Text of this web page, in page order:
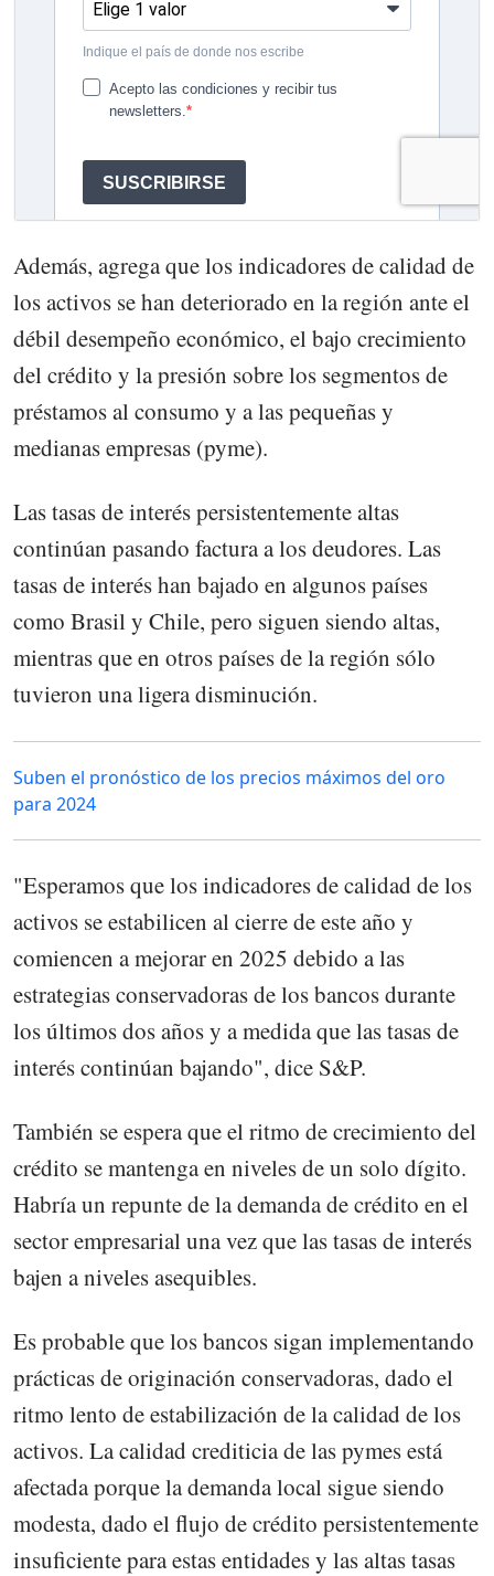
Además, agrega que los indicadores de calidad de
los activos se han deteriorado en la región ante el
débil desempeño económico, el bajo crecimiento
del crédito y la presión sobre los segmentos de
préstamos al consumo y a las pequeñas y
medianas empresas (pyme).
Las tasas de interés persistentemente altas
continúan pasando factura a los deudores. Las
tasas de interés han bajado en algunos países
como Brasil y Chile, pero siguen siendo altas,
mientras que en otros países de la región sólo
tuvieron una ligera disminución.
Suben el pronóstico de los precios máximos del oro
para 2024
"Esperamos que los indicadores de calidad de los
activos se estabilicen al cierre de este año y
comiencen a mejorar en 2025 debido a las
estrategias conservadoras de los bancos durante
los últimos dos años y a medida que las tasas de
interés continúan bajando", dice S&P.
También se espera que el ritmo de crecimiento del
crédito se mantenga en niveles de un solo dígito.
Habría un repunte de la demanda de crédito en el
sector empresarial una vez que las tasas de interés
bajen a niveles asequibles.
Es probable que los bancos sigan implementando
prácticas de originación conservadoras, dado el
ritmo lento de estabilización de la calidad de los
activos. La calidad crediticia de las pymes está
afectada porque la demanda local sigue siendo
modesta, dado el flujo de crédito persistentemente
insuficiente para estas entidades y las altas tasas